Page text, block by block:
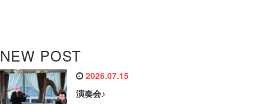
NEW POST
2026.07.15
演奏会♪